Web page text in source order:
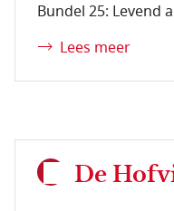
Bundel 25: Levend
Lees meer
De